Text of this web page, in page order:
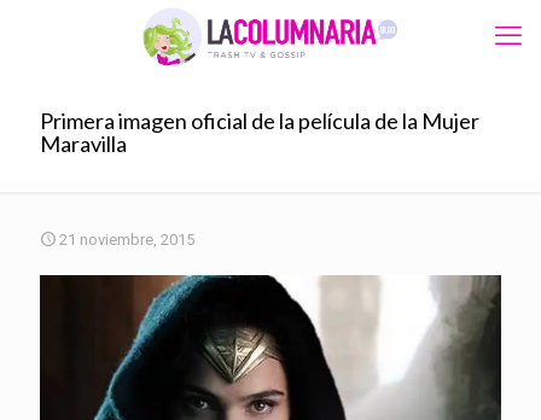
Primera imagen oficial de la película de la Mujer
Maravilla
21 noviembre, 2015